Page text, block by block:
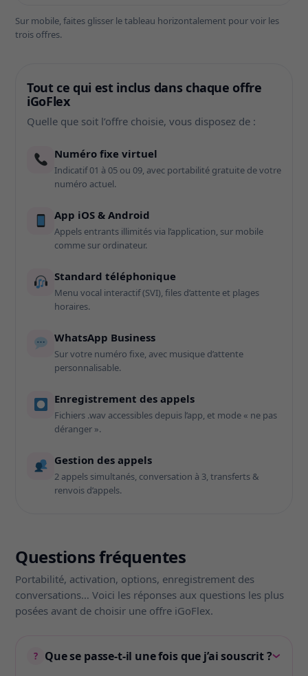
Sur mobile, faites glisser le tableau horizontalement pour voir les
trois offres.
Tout ce qui est inclus dans chaque offre
iGoFlex
Quelle que soit l’offre choisie, vous disposez de :
Numéro fixe virtuel
Indicatif 01 à 05 ou 09, avec portabilité gratuite de votre
numéro actuel.
App iOS & Android
Appels entrants illimités via l’application, sur mobile
comme sur ordinateur.
Standard téléphonique
Menu vocal interactif (SVI), files d’attente et plages
horaires.
WhatsApp Business
Sur votre numéro fixe, avec musique d’attente
personnalisable.
Enregistrement des appels
Fichiers .wav accessibles depuis l’app, et mode « ne pas
déranger ».
Gestion des appels
2 appels simultanés, conversation à 3, transferts &
renvois d’appels.
Questions fréquentes
Portabilité, activation, options, enregistrement des
conversations… Voici les réponses aux questions les plus
posées avant de choisir une offre iGoFlex.
? Que se passe-t-il une fois que j’ai souscrit ?›